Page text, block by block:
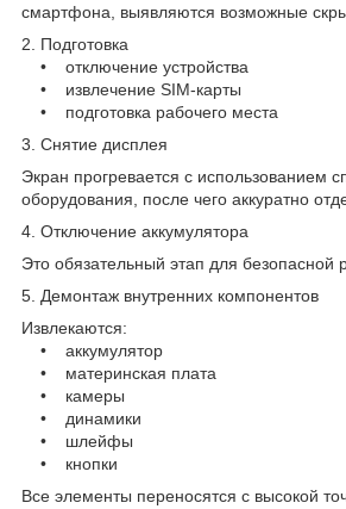
смартфона, выявляются возможные
2. Подготовка
• отключение устройства
• извлечение SIM-карты
• подготовка рабочего места
3. Снятие дисплея
Экран прогревается с использованием
оборудования, после чего аккуратно
4. Отключение аккумулятора
Это обязательный этап для безопасной
5. Демонтаж внутренних компонентов
Извлекаются:
• аккумулятор
• материнская плата
• камеры
• динамики
• шлейфы
• кнопки
Все элементы переносятся с высокой